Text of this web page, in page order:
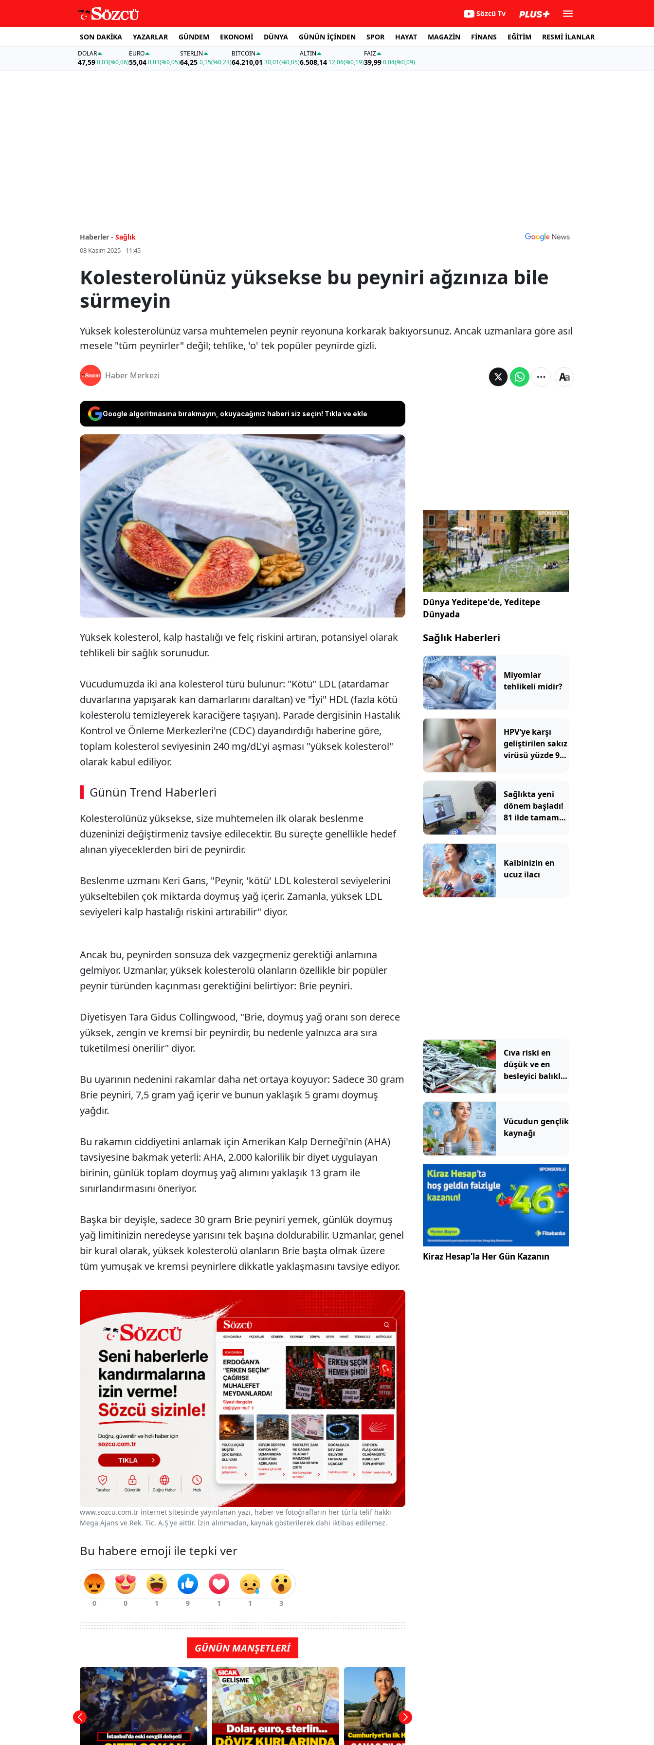
Sözcü Tv
SON DAKİKA YAZARLAR GÜNDEM EKONOMİ DÜNYA GÜNÜN İÇİNDEN SPOR HAYAT MAGAZİN FİNANS EĞİTİM RESMİ İLANLAR
DOLAR
47,590,03(%0,06)
EURO
55,04 0,03(%0,05)
STERLIN
64,25 0,15(%0,23)
BITCOIN
64.210,01 30,01(%0,05)
ALTIN
6.508,14 12,06(%0,19)
FAİZ
39,990,04(%0,09)
Haberler - Sağlık
08 Kasım 2025 - 11:45
Kolesterolünüz yüksekse bu peyniri ağzınıza bile
sürmeyin
Yüksek kolesterolünüz varsa muhtemelen peynir reyonuna korkarak bakıyorsunuz. Ancak uzmanlara göre asıl
mesele "tüm peynirler" değil; tehlike, 'o' tek popüler peynirde gizli.
Haber Merkezi
Google algoritmasına bırakmayın, okuyacağınız haberi siz seçin! Tıkla ve ekle
Yüksek kolesterolünüz varsa muhtemelen peynir
reyonuna korkarak bakıyorsunuz. Ancak uzmanlara göre
asıl mesele "tüm peynirler" değil; tehlike, 'o' tek popüler
peynirde gizli.
Yüksek kolesterol, kalp hastalığı ve felç riskini artıran, potansiyel olarak
tehlikeli bir sağlık sorunudur.
Vücudumuzda iki ana kolesterol türü bulunur: "Kötü" LDL (atardamar
duvarlarına yapışarak kan damarlarını daraltan) ve "İyi" HDL (fazla kötü
kolesterolü temizleyerek karaciğere taşıyan). Parade dergisinin Hastalık
Kontrol ve Önleme Merkezleri'ne (CDC) dayandırdığı haberine göre,
toplam kolesterol seviyesinin 240 mg/dL'yi aşması "yüksek kolesterol"
olarak kabul ediliyor.
Günün Trend Haberleri
SÖZCÜ SON DAKİKA
Kolesterolünüz yüksekse, size muhtemelen ilk olarak beslenme
düzeninizi değiştirmeniz tavsiye edilecektir. Bu süreçte genellikle hedef
alınan yiyeceklerden biri de peynirdir.
Beslenme uzmanı Keri Gans, "Peynir, 'kötü' LDL kolesterol seviyelerini
yükseltebilen çok miktarda doymuş yağ içerir. Zamanla, yüksek LDL
seviyeleri kalp hastalığı riskini artırabilir" diyor.
Ancak bu, peynirden sonsuza dek vazgeçmeniz gerektiği anlamına
gelmiyor. Uzmanlar, yüksek kolesterolü olanların özellikle bir popüler
peynir türünden kaçınması gerektiğini belirtiyor: Brie peyniri.
Diyetisyen Tara Gidus Collingwood, "Brie, doymuş yağ oranı son derece
yüksek, zengin ve kremsi bir peynirdir, bu nedenle yalnızca ara sıra
tüketilmesi önerilir" diyor.
Bu uyarının nedenini rakamlar daha net ortaya koyuyor: Sadece 30 gram
Brie peyniri, 7,5 gram yağ içerir ve bunun yaklaşık 5 gramı doymuş
yağdır.
Bu rakamın ciddiyetini anlamak için Amerikan Kalp Derneği'nin (AHA)
tavsiyesine bakmak yeterli: AHA, 2.000 kalorilik bir diyet uygulayan
birinin, günlük toplam doymuş yağ alımını yaklaşık 13 gram ile
sınırlandırmasını öneriyor.
Başka bir deyişle, sadece 30 gram Brie peyniri yemek, günlük doymuş
yağ limitinizin neredeyse yarısını tek başına doldurabilir. Uzmanlar, genel
bir kural olarak, yüksek kolesterolü olanların Brie başta olmak üzere
tüm yumuşak ve kremsi peynirlere dikkatle yaklaşmasını tavsiye ediyor.
www.sozcu.com.tr internet sitesinde yayınlanan yazı, haber ve fotoğrafların her türlü telif hakkı
Mega Ajans ve Rek. Tic. A.Ş'ye aittir. İzin alınmadan, kaynak gösterilerek dahi iktibas edilemez.
Bu habere emoji ile tepki ver
GÜNÜN MANŞETLERİ
Dünya Yeditepe'de, Yeditepe
Dünyada
Sağlık Haberleri
Miyomlar
tehlikeli midir?
HPV'ye karşı
geliştirilen sakız
virüsü yüzde 93
Sağlıkta yeni
dönem başladı!
81 ilde tamamen
Kalbinizin en
ucuz ilacı
Cıva riski en
düşük ve en
besleyici balıklar
Vücudun gençlik
kaynağı
Kiraz Hesap’la Her Gün Kazanın